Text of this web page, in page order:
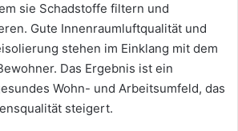
sie Schadstoffe filtern und
Gute Innenraumluftqualität und
stehen im Einklang mit dem
Das Ergebnis ist ein
Wohn- und Arbeitsumfeld, das
steigert.